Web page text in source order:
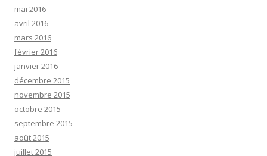
mai 2016
avril 2016
mars 2016
février 2016
janvier 2016
décembre 2015
novembre 2015
octobre 2015
septembre 2015
août 2015
juillet 2015